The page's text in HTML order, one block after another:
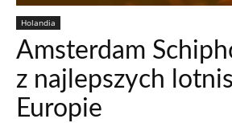
Holandia
Amsterdam
z najlepszych
Europie